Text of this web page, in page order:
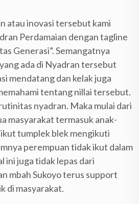
atau inovasi tersebut kami
Perdamaian dengan tagline
Generasi”. Semangatnya
ada di Nyadran tersebut
mendatang dan kelak juga
tentang nillai tersebut.
nyadran. Maka mulai dari
masyarakat termasuk anak-
tumplek blek mengikuti
perempuan tidak ikut dalam
ini juga tidak lepas dari
mbah Sukoyo terus support
di masyarakat.